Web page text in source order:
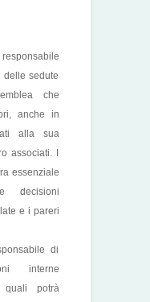
delle sedute
che
anche in
alla sua
associati. I
essenziale
decisioni
e i pareri
di
interne
quali potrà